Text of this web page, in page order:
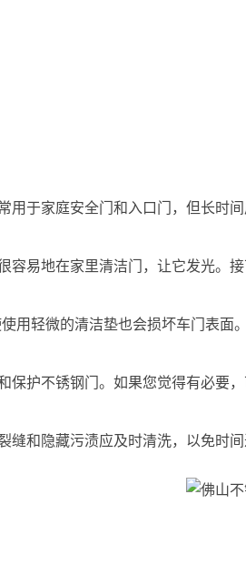
用于家庭安全门和入口门，但长时
易地在家里清洁门，让它发光。
用轻微的清洁垫也会损坏车门表
护不锈钢门。如果您觉得有必要
和隐藏污渍应及时清洗，以免时